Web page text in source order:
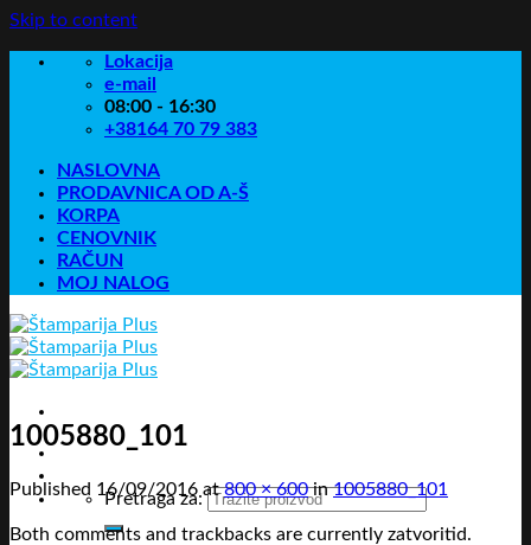
Skip to content
Lokacija
e-mail
08:00 - 16:30
+38164 70 79 383
NASLOVNA
PRODAVNICA OD A-Š
KORPA
CENOVNIK
RAČUN
MOJ NALOG
Pretraga za:
1005880_101
Published 16/09/2016 at800 × 600in1005880_101
Both comments and trackbacks are currently zatvoritid.